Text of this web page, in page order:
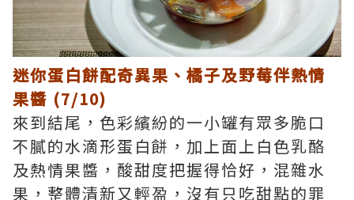
迷你蛋白餅配奇異果、橘子及野莓伴熱情
果醬 (7/10)
來到結尾，色彩繽紛的一小罐有眾多脆口
不膩的水滴形蛋白餅，加上面上白色乳酪
及熱情果醬，酸甜度把握得恰好，混雜水
果，整體清新又輕盈，沒有只吃甜點的罪